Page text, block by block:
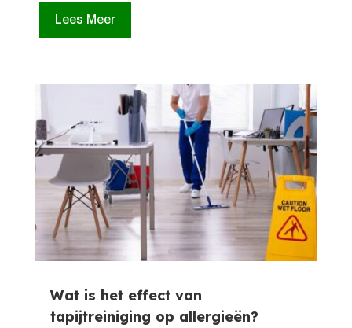
Lees Meer
Wat is het effect van
tapijtreiniging op allergieën?